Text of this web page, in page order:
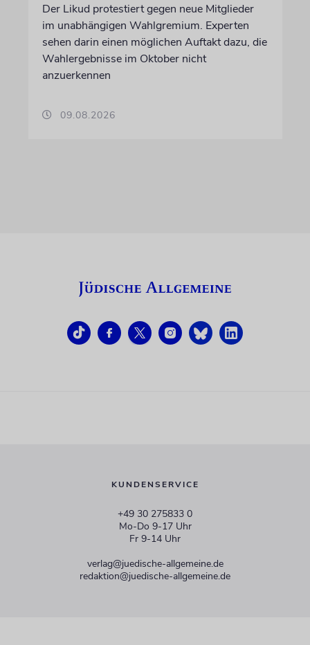
Der Likud protestiert gegen neue Mitglieder
im unabhängigen Wahlgremium. Experten
sehen darin einen möglichen Auftakt dazu, die
Wahlergebnisse im Oktober nicht
anzuerkennen
09.08.2026
KUNDENSERVICE
+49 30 275833 0
Mo-Do 9-17 Uhr
Fr 9-14 Uhr
verlag@juedische-allgemeine.de
redaktion@juedische-allgemeine.de